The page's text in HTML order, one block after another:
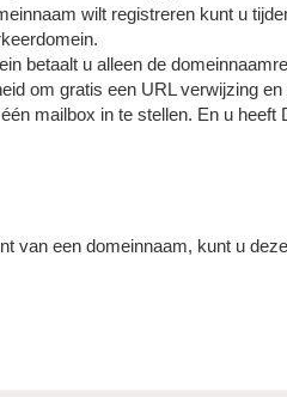
wilt registreren kunt u
betaalt u alleen de
om gratis een URL verwijzing en
mailbox in te stellen. En u heeft
van een domeinnaam, kunt u